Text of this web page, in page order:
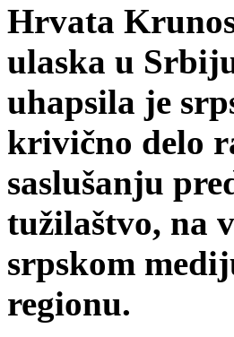
Hrvata
ulaska u
uhapsila je
krivično delo
saslušanju
tužilaštvo, na
srpskom
regionu.